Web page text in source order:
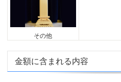
その他
金額に含まれる内容